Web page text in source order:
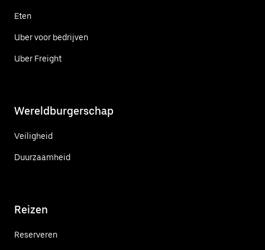
Eten
Uber voor bedrijven
Uber Freight
Wereldburgerschap
Veiligheid
Duurzaamheid
Reizen
Reserveren